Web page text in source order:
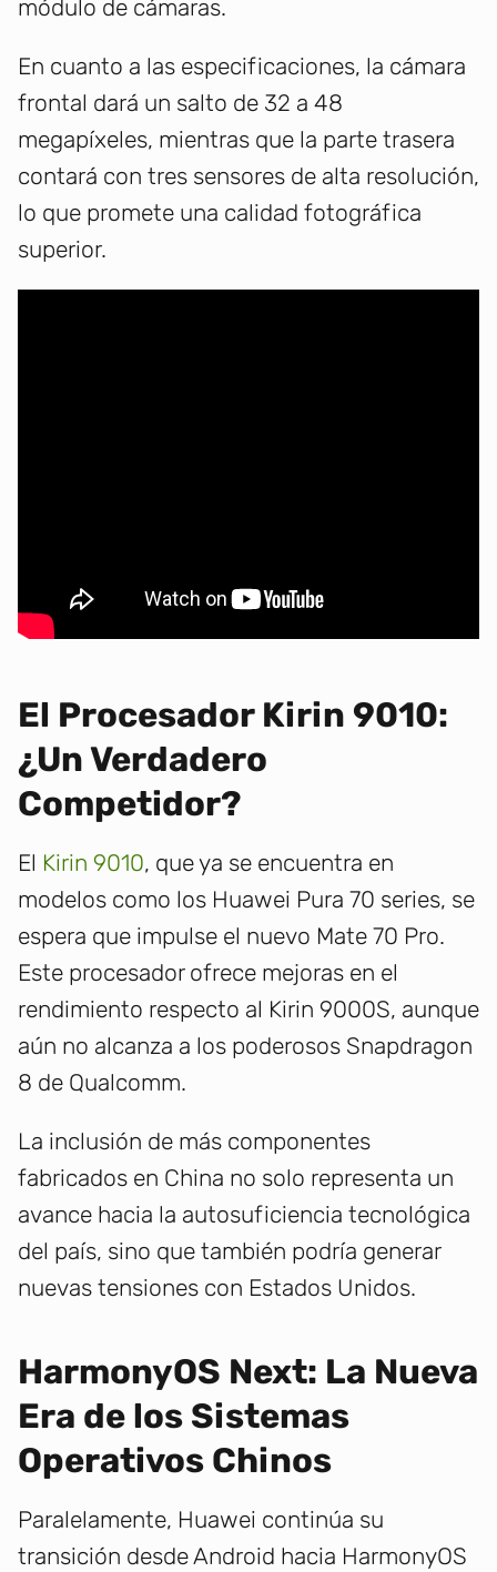
módulo de cámaras.
En cuanto a las especificaciones, la cámara
frontal dará un salto de 32 a 48
megapíxeles, mientras que la parte trasera
contará con tres sensores de alta resolución,
lo que promete una calidad fotográfica
superior.
El Procesador Kirin 9010:
¿Un Verdadero
Competidor?
El Kirin 9010, que ya se encuentra en
modelos como los Huawei Pura 70 series, se
espera que impulse el nuevo Mate 70 Pro.
Este procesador ofrece mejoras en el
rendimiento respecto al Kirin 9000S, aunque
aún no alcanza a los poderosos Snapdragon
8 de Qualcomm.
La inclusión de más componentes
fabricados en China no solo representa un
avance hacia la autosuficiencia tecnológica
del país, sino que también podría generar
nuevas tensiones con Estados Unidos.
HarmonyOS Next: La Nueva
Era de los Sistemas
Operativos Chinos
Paralelamente, Huawei continúa su
transición desde Android hacia HarmonyOS